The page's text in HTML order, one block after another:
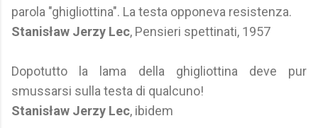
parola "ghigliottina". La testa opponeva resistenza.
Stanisław Jerzy Lec, Pensieri spettinati, 1957
Dopotutto la lama della ghigliottina deve pur
smussarsi sulla testa di qualcuno!
Stanisław Jerzy Lec, ibidem